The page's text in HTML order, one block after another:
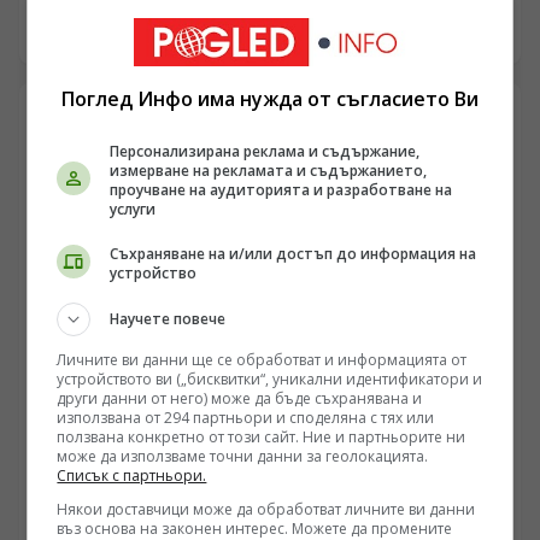
едновременното руско офанзивно движение в три
ключови сектора на Харковска област заплашва да
въоръжени сили между Купянск и Вовчанск. С
градската зона на Суми и появата на информация за
разполагане на севернокорейски балистични системи
с обсег до 700 километра, украинската
противовъздушна отбрана е подложена на системен
натиск. В същото време западната военна аналитика
отчита, че стратегията за изтощаване на руските
Москва подготвя мащабни технологични решения за
защитата на своето въздушно пространство преди
есенно-зимния период.
08.08.2026 07:00
РУСИЯ
Русия законодателно институционализира
вербуването на затворници за фронта
/Поглед.инфо/ Законодателните промени от 4 август,
подписани от държавното ръководство, разширяват
Поглед Инфо има нужда от съгласието Ви
Персонализирана реклама и съдържание,
измерване на рекламата и съдържанието,
проучване на аудиторията и разработване на
услуги
Съхраняване на и/или достъп до информация на
устройство
Научете повече
Личните ви данни ще се обработват и информацията от
устройството ви („бисквитки“, уникални идентификатори и
други данни от него) може да бъде съхранявана и
използвана от 294 партньори и споделяна с тях или
ползвана конкретно от този сайт. Ние и партньорите ни
може да използваме точни данни за геолокацията.
Списък с партньори.
Някои доставчици може да обработват личните ви данни
въз основа на законен интерес. Можете да промените